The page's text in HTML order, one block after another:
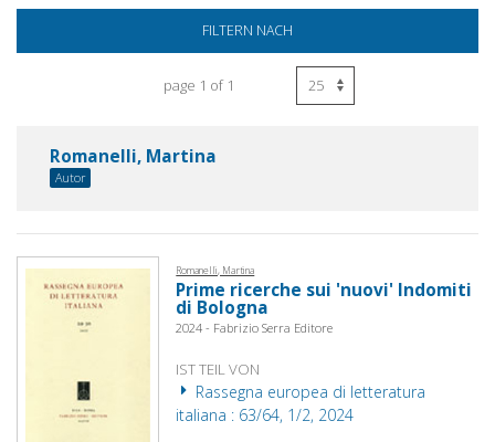
FILTERN NACH
page 1 of 1
Romanelli, Martina
Autor
Romanelli, Martina
Prime ricerche sui 'nuovi' Indomiti
di Bologna
2024 - Fabrizio Serra Editore
IST TEIL VON
Rassegna europea di letteratura
italiana : 63/64, 1/2, 2024